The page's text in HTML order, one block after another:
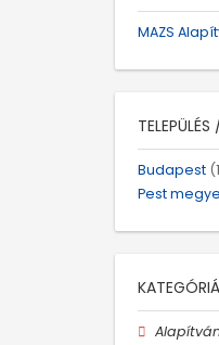
MAZS
Budapest
Pest megye